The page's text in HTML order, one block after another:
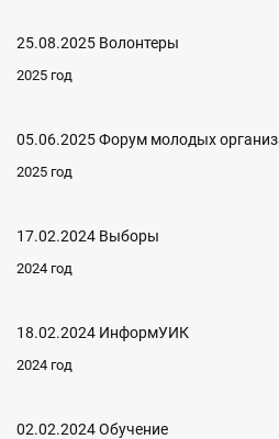
25.08.2025 Волонтеры
2025 год
05.06.2025 Форум молодых
2025 год
17.02.2024 Выборы
2024 год
18.02.2024 ИнформУИК
2024 год
02.02.2024 Обучение